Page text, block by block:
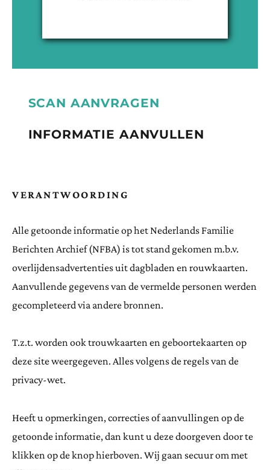
SCAN AANVRAGEN
INFORMATIE AANVULLEN
VERANTWOORDING
Alle getoonde informatie op het Nederlands Familie
Berichten Archief (NFBA) is tot stand gekomen m.b.v.
overlijdensadvertenties uit dagbladen en rouwkaarten.
Aanvullende gegevens van de vermelde personen werden
gecompleteerd via andere bronnen.
T.z.t. worden ook trouwkaarten en geboortekaarten op
deze site weergegeven. Alles volgens de regels van de
privacy-wet.
Heeft u opmerkingen, correcties of aanvullingen op de
getoonde informatie, dan kunt u deze doorgeven door te
klikken op de knop hierboven. Wij gaan secuur om met